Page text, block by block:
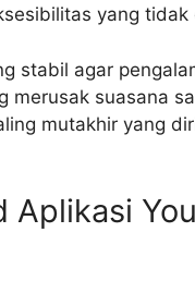
yang
stabil agar
merusak suasana
mutakhir yang
Aplikasi